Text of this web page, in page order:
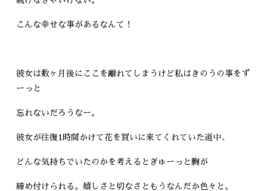
こんな幸せな事があるなんて！
彼女は数ヶ月後にここを離れてしまうけど私はきのうの事をず
ーっと
忘れないだろうなー。
彼女が往復1時間かけて花を買いに来てくれていた道中、
どんな気持ちでいたのかを考えるとぎゅーっと胸が
締め付けられる。嬉しさと切なさともうなんだか色々と。